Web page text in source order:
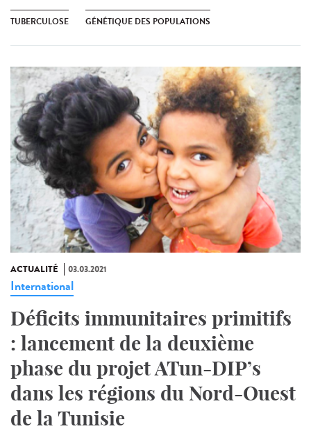
TUBERCULOSE GÉNÉTIQUE DES POPULATIONS
ACTUALITÉ 03.03.2021
International
Déficits immunitaires primitifs
: lancement de la deuxième
phase du projet ATun-DIP’s
dans les régions du Nord-Ouest
de la Tunisie